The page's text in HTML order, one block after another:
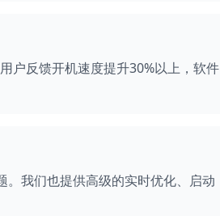
户反馈开机速度提升30%以上，软件
。我们也提供高级的实时优化、启动